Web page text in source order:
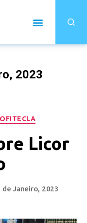
2023
Licor
de Janeiro, 2023